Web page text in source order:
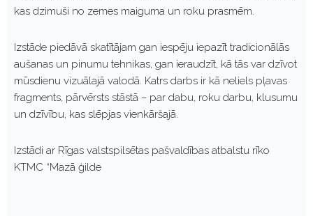
kas dzimuši no zemes maiguma un roku prasmēm.
Izstāde piedāvā skatītājam gan iespēju iepazīt tradicionālās
aušanas un pinumu tehnikas, gan ieraudzīt, kā tās var dzīvot
mūsdienu vizuālajā valodā. Katrs darbs ir kā neliels pļavas
fragments, pārvērsts stāstā – par dabu, roku darbu, klusumu
un dzīvību, kas slēpjas vienkāršajā.
Izstādi ar Rīgas valstspilsētas pašvaldības atbalstu rīko
KTMC “Mazā ģilde